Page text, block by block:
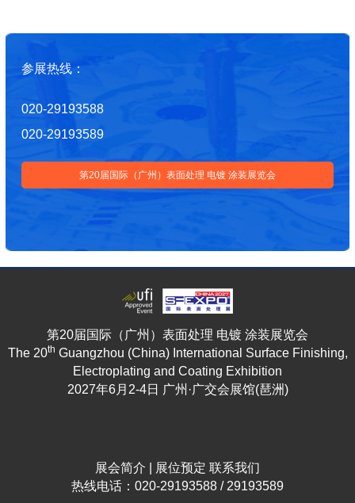
参展热线：
020-29193588
020-29193589
第20届国际（广州）表面处理 电镀 涂装展览会
第20届国际（广州）表面处理 电镀 涂装展览会
The 20th Guangzhou (China) International Surface Finishing,
Electroplating and Coating Exhibition
2027年6月2-4日 广州·广交会展馆(琶洲)
展会简介 展位预定 联系我们
热线电话：020-29193588 / 29193589